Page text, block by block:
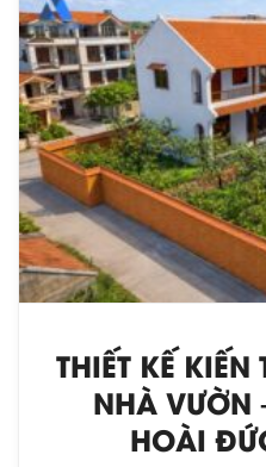
THIẾT KẾ
NHÀ VƯỜN
HOÀI